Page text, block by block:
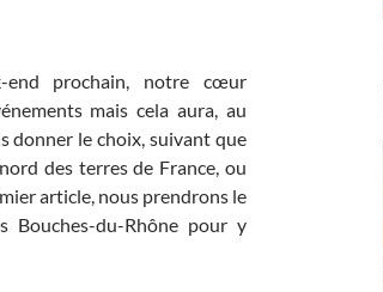
end prochain, notre cœur
mais cela aura, au
donner le choix, suivant que
des terres de France, ou
article, nous prendrons le
Bouches-du-Rhône pour y